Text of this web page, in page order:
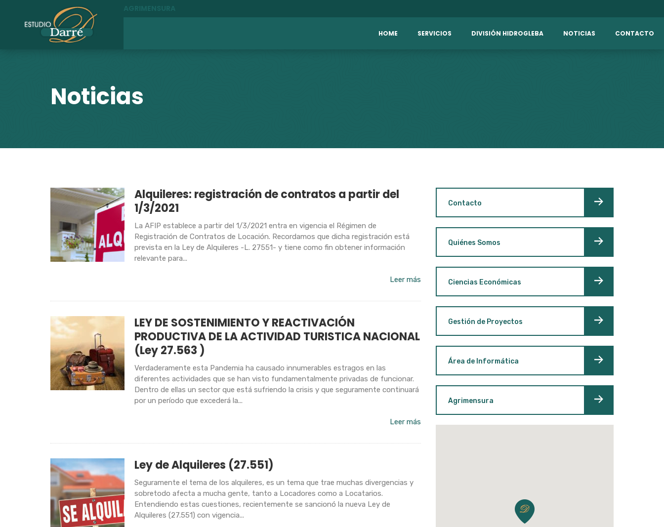
HOME SERVICIOS DIVISIÓN HIDROGLEBA NOTICIAS CONTACTO
Noticias
Alquileres: registración de contratos a partir del
1/3/2021
La AFIP establece a partir del 1/3/2021 entra en vigencia el Régimen de
Registración de Contratos de Locación. Recordamos que dicha registración está
prevista en la Ley de Alquileres -L. 27551- y tiene como fin obtener información
relevante para...
Leer más
LEY DE SOSTENIMIENTO Y REACTIVACIÓN
PRODUCTIVA DE LA ACTIVIDAD TURISTICA NACIONAL
(Ley 27.563 )
Verdaderamente esta Pandemia ha causado innumerables estragos en las
diferentes actividades que se han visto fundamentalmente privadas de funcionar.
Dentro de ellas un sector que está sufriendo la crisis y que seguramente continuará
por un período que excederá la...
Leer más
Ley de Alquileres (27.551)
Seguramente el tema de los alquileres, es un tema que trae muchas divergencias y
sobretodo afecta a mucha gente, tanto a Locadores como a Locatarios.
Entendiendo estas cuestiones, recientemente se sancionó la nueva Ley de
Alquileres (27.551) con vigencia...
Contacto
Quiénes Somos
Ciencias Económicas
Gestión de Proyectos
Área de Informática
Agrimensura